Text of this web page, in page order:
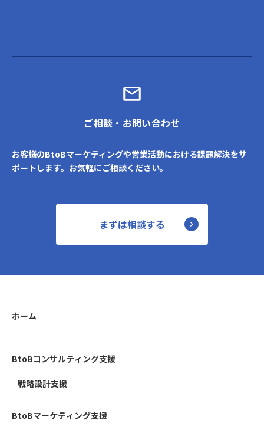
ご相談・お問い合わせ
お客様のBtoBマーケティングや営業活動における課題解決をサ
ポートします。お気軽にご相談ください。
まずは相談する
ホーム
BtoBコンサルティング支援
戦略設計支援
BtoBマーケティング支援